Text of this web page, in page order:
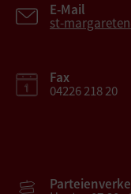
E-Mail
st-
Fax
04226 218 20